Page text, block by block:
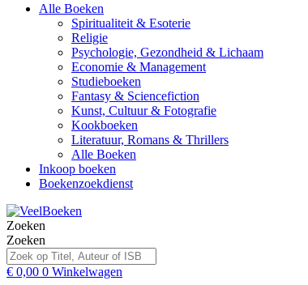
Alle Boeken
Spiritualiteit & Esoterie
Religie
Psychologie, Gezondheid & Lichaam
Economie & Management
Studieboeken
Fantasy & Sciencefiction
Kunst, Cultuur & Fotografie
Kookboeken
Literatuur, Romans & Thrillers
Alle Boeken
Inkoop boeken
Boekenzoekdienst
Zoeken
Zoeken
€ 0,00 0 Winkelwagen